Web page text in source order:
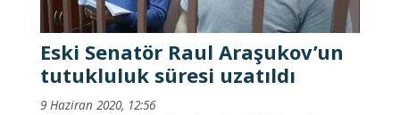
Eski Senatör Raul Araşukov’un
tutukluluk süresi uzatıldı
9 Haziran 2020, 12:56